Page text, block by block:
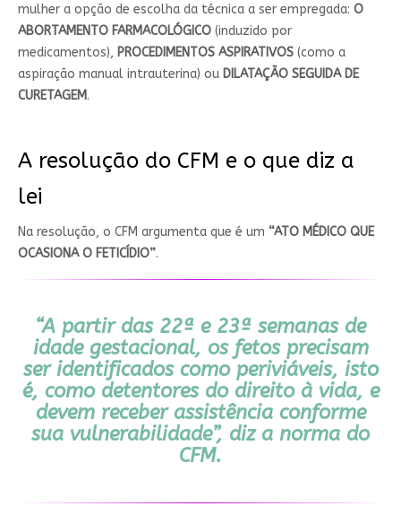
mulher a opção de escolha da técnica a ser empregada: O
ABORTAMENTO FARMACOLÓGICO(induzido por
medicamentos), PROCEDIMENTOS ASPIRATIVOS(como a
aspiração manual intrauterina) ou DILATAÇÃO SEGUIDA DE
CURETAGEM.
A resolução do CFM e o que diz a
lei
Na resolução, o CFM argumenta que é um “ATO MÉDICO QUE
OCASIONA O FETICÍDIO”.
“A partir das 22ª e 23ª semanas de
idade gestacional, os fetos precisam
ser identificados como periviáveis, isto
é, como detentores do direito à vida, e
devem receber assistência conforme
sua vulnerabilidade”, diz a norma do
CFM.